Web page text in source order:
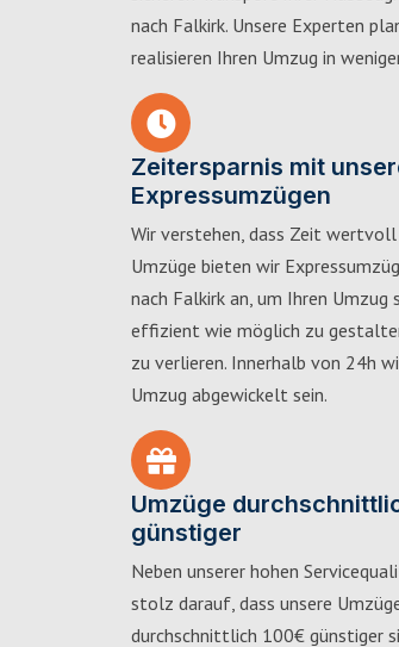
nach Falkirk. Unsere Experten
realisieren Ihren Umzug in
Zeitersparnis mit
Expressumzügen
Wir verstehen, dass Zeit wertvoll
Umzüge bieten wir
nach Falkirk an, um Ihren Umzug
effizient wie möglich zu
zu verlieren. Innerhalb von 24h
Umzug abgewickelt sein.
Umzüge
günstiger
Neben unserer hohen
stolz darauf, dass unsere
durchschnittlich 100€ günstiger